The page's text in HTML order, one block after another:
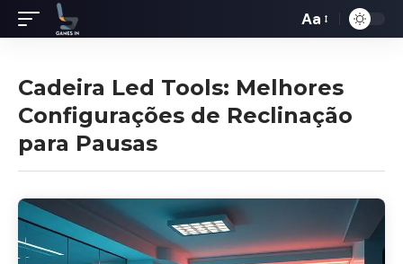
fontes
Aa
Cadeira Led Tools: Melhores
Configurações de Reclinação
para Pausas